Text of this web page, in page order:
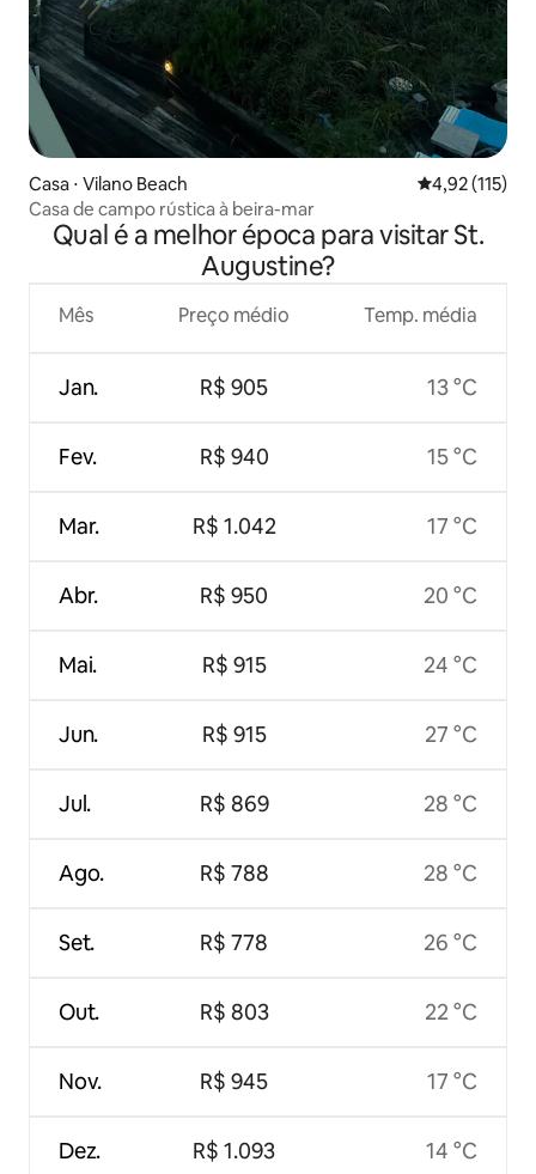
Casa ⋅ Vilano Beach 4,92 de uma
4,92 (115)
Casa de campo rústica à beira-mar
Qual é a melhor época para visitar St.
Augustine?
Mês
Jan.
Fev.
Mar.
Abr.
Mai.
Jun.
Jul.
Ago.
Set.
Out.
Nov.
Dez.
Preço médio
R$ 905
R$ 940
R$ 1.042
R$ 950
R$ 915
R$ 915
R$ 869
R$ 788
R$ 778
R$ 803
R$ 945
R$ 1.093
Temp. média
13 °C
15 °C
17 °C
20 °C
24 °C
27 °C
28 °C
28 °C
26 °C
22 °C
17 °C
14 °C